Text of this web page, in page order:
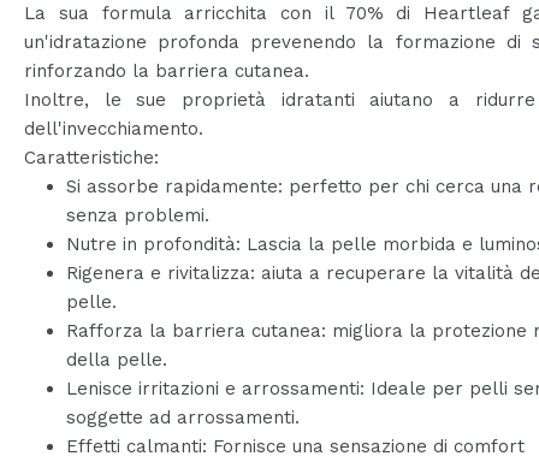
La sua formula arricchita con il 70% di Heartleaf
un'idratazione profonda prevenendo la formazione di
rinforzando la barriera cutanea.
Inoltre, le sue proprietà idratanti aiutano a
dell'invecchiamento.
Caratteristiche:
Si assorbe rapidamente: perfetto per chi cerca una
senza problemi.
Nutre in profondità: Lascia la pelle morbida e
Rigenera e rivitalizza: aiuta a recuperare la vitalità
pelle.
Rafforza la barriera cutanea: migliora la protezione
della pelle.
Lenisce irritazioni e arrossamenti: Ideale per pelli
soggette ad arrossamenti.
Effetti calmanti: Fornisce una sensazione di comfort